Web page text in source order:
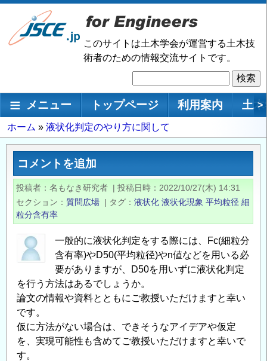
メ
ン
移
このサイトは土木学会が運営する土木技
術者のための情報交流サイトです。
索
メインナビゲーション
メニュー トップページ 利用案内 土 >
パ
ン
ず
ホーム 液状化判定のやり方に関して
コメントを追加
投稿者 名もなき研究者 | 投稿日時
2022/10/27(木) 14:31
セクション
質問広場 | タグ 液状化 液状化現象 平均粒径 細
粒分含有率
一般的に液状化判定をする際には、Fc(細粒分
含有率)やD50(平均粒径)やn値などを用いる必
要がありますが、D50を用いずに液状化判定
を行う方法はあるでしょうか。
論文の情報や資料とともにご教授いただけますと幸い
です。
仮に方法がない場合は、できそうなアイデアや仮定
を、実現可能性も含めてご教授いただけますと幸いで
す。